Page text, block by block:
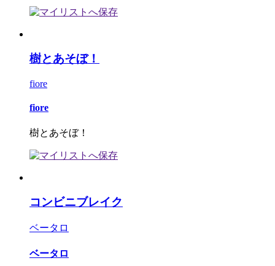
樹とあそぼ！
fiore
fiore
樹とあそぼ！
コンビニブレイク
ベータロ
ベータロ